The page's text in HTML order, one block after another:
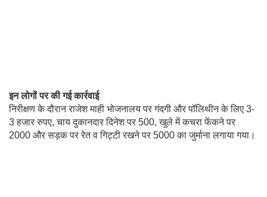
इन लोगों पर की गई कार्रवाई
निरीक्षण के दौरान राजेश माही भोजनालय पर गंदगी और पॉलिथीन के लिए 3-
3 हजार रुपए, चाय दुकानदार दिनेश पर 500, खुले में कचरा फेंकने पर
2000 और सड़क पर रेत व गिट्टी रखने पर 5000 का जुर्माना लगाया गया।